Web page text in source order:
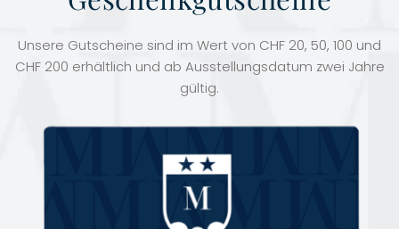
Unsere Gutscheine sind im Wert von CHF 20, 50, 100 und
CHF 200 erhältlich und ab Ausstellungsdatum zwei Jahre
gültig.